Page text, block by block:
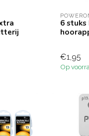
6 stuks
€1,95
Op